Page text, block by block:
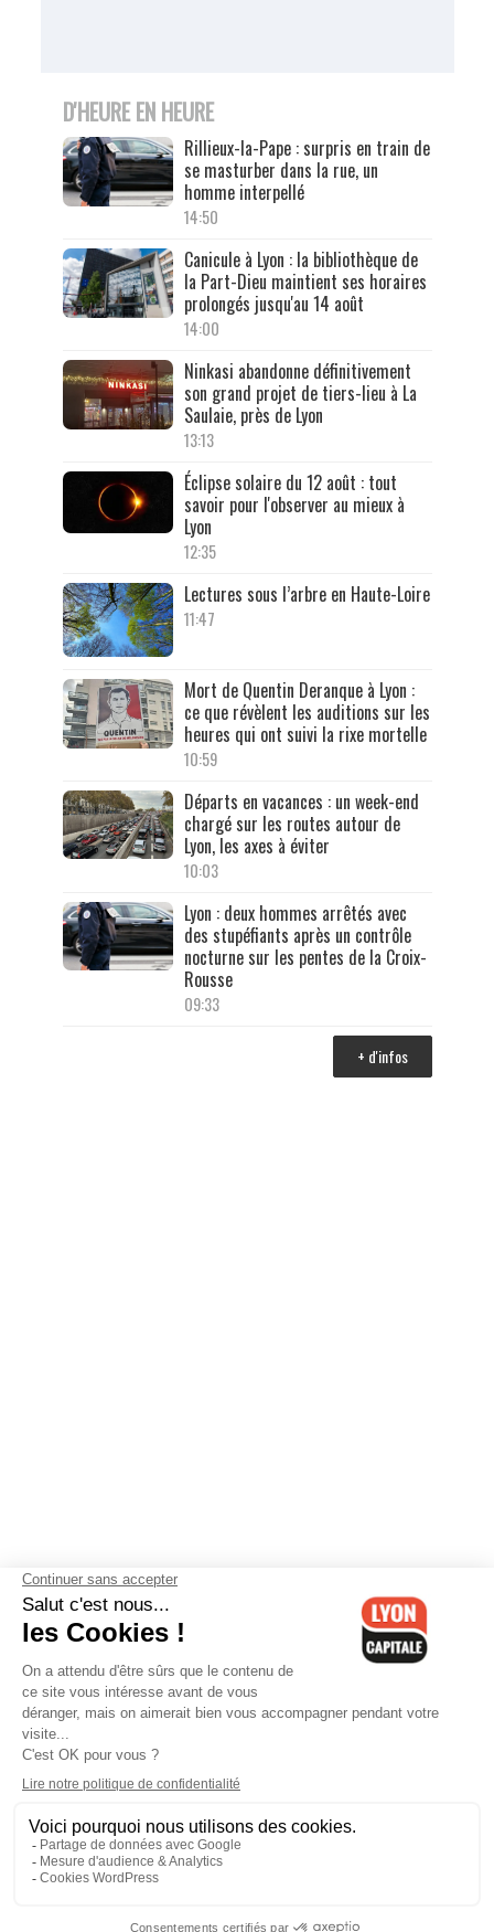
D'HEURE EN HEURE
Rillieux-la-Pape : surpris en train de
se masturber dans la rue, un
homme interpellé
14:50
Canicule à Lyon : la bibliothèque de
la Part-Dieu maintient ses horaires
prolongés jusqu'au 14 août
14:00
Ninkasi abandonne définitivement
son grand projet de tiers-lieu à La
Saulaie, près de Lyon
13:13
Éclipse solaire du 12 août : tout
savoir pour l'observer au mieux à
Lyon
12:35
Lectures sous l’arbre en Haute-Loire
11:47
Mort de Quentin Deranque à Lyon :
ce que révèlent les auditions sur les
heures qui ont suivi la rixe mortelle
10:59
Départs en vacances : un week-end
chargé sur les routes autour de
Lyon, les axes à éviter
10:03
Lyon : deux hommes arrêtés avec
des stupéfiants après un contrôle
nocturne sur les pentes de la Croix-
Rousse
09:33
+ d'infos
Contactez-nous-Mentions légales-CGV-Politique de
confidentialité-Gestion des cookies